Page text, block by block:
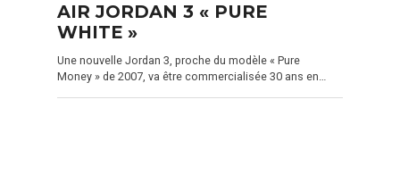
AIR JORDAN 3 « PURE
WHITE »
Une nouvelle Jordan 3, proche du modèle « Pure
Money » de 2007, va être commercialisée 30 ans en…